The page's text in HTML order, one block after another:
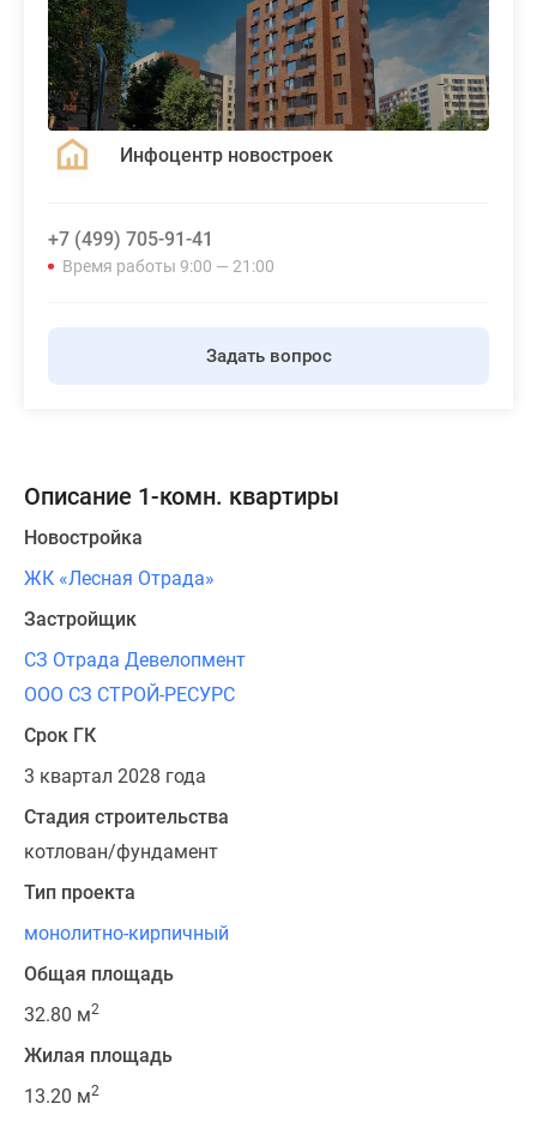
Инфоцентр новостроек
+7 (499) 705-91-41
Время работы 9:00 — 21:00
Задать вопрос
Описание 1-комн. квартиры
Новостройка
ЖК «Лесная Отрада»
Застройщик
СЗ Отрада Девелопмент
ООО СЗ СТРОЙ-РЕСУРС
Срок ГК
3 квартал 2028 года
Стадия строительства
котлован/фундамент
Тип проекта
монолитно-кирпичный
Общая площадь
32.80 м2
Жилая площадь
13.20 м2